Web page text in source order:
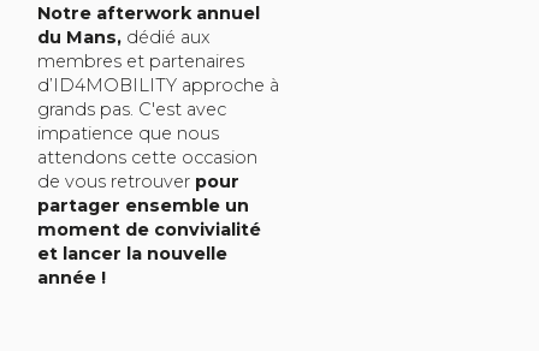
Notre afterwork annuel
du Mans, dédié aux
membres et partenaires
d’ID4MOBILITY approche à
grands pas. C'est avec
impatience que nous
attendons cette occasion
de vous retrouver pour
partager ensemble un
moment de convivialité
et lancer la nouvelle
année !